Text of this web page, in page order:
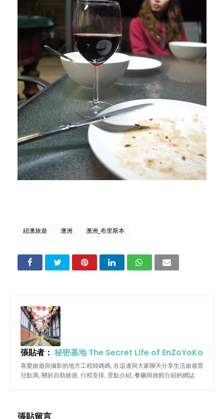
紐澳旅遊 澳洲 澳洲_布里斯本
張貼者： 秘密基地 The Secret Life of EnZoYoKo
喜愛旅遊與攝影的地方工程師媽媽, 在這邊與大家聊天分享生活旅遊育
兒點滴, 關於自助旅遊, 行程安排, 景點介紹, 餐廳與旅館介紹的網誌